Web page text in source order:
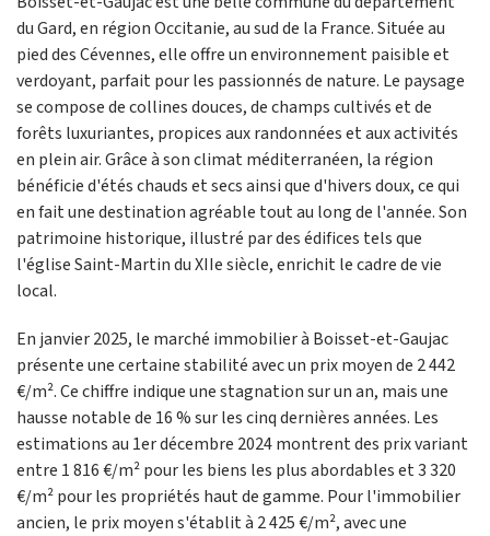
du Gard, en région Occitanie, au sud de la France. Située au
pied des Cévennes, elle offre un environnement paisible et
verdoyant, parfait pour les passionnés de nature. Le paysage
se compose de collines douces, de champs cultivés et de
forêts luxuriantes, propices aux randonnées et aux activités
en plein air. Grâce à son climat méditerranéen, la région
bénéficie d'étés chauds et secs ainsi que d'hivers doux, ce qui
en fait une destination agréable tout au long de l'année. Son
patrimoine historique, illustré par des édifices tels que
l'église Saint-Martin du XIIe siècle, enrichit le cadre de vie
local.
En janvier 2025, le marché immobilier à Boisset-et-Gaujac
présente une certaine stabilité avec un prix moyen de 2 442
€/m². Ce chiffre indique une stagnation sur un an, mais une
hausse notable de 16 % sur les cinq dernières années. Les
estimations au 1er décembre 2024 montrent des prix variant
entre 1 816 €/m² pour les biens les plus abordables et 3 320
€/m² pour les propriétés haut de gamme. Pour l'immobilier
ancien, le prix moyen s'établit à 2 425 €/m², avec une